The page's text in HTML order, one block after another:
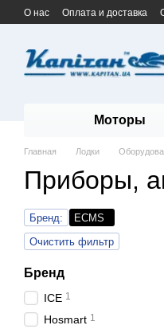
Перейти к основному
О нас Оплата и доставка
Моторы
Главная Лодки
Приборы,
Бренд:
ECMS
Очистить фильтр
Бренд
ICE 1
Hosmart 1